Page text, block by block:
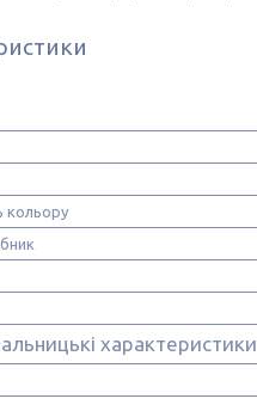
кольору
характеристики